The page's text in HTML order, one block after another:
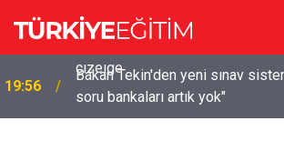
19:56
Bakan Tekin'den yeni sınav
soru bankaları artık yok"